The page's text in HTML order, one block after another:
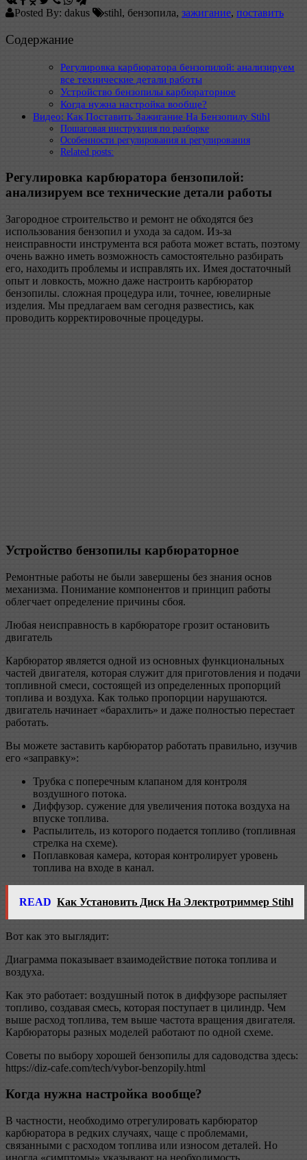
Posted By: dakus stihl, бензопила, зажигание, поставить
Содержание
Регулировка карбюратора бензопилой: анализируем
все технические детали работы
Устройство бензопилы карбюраторное
Когда нужна настройка вообще?
Видео: Как Поставить Зажигание На Бензопилу Stihl
Пошаговая инструкция по разборке
Особенности регулирования и регулирования
Related posts:
Регулировка карбюратора бензопилой:
анализируем все технические детали работы
Загородное строительство и ремонт не обходятся без
использования бензопил и ухода за садом. Из-за
неисправности инструмента вся работа может встать, поэтому
очень важно иметь возможность самостоятельно разбирать
его, находить проблемы и исправлять их. Имея достаточный
опыт и ловкость, можно даже настроить карбюратор
бензопилы. сложная процедура или, точнее, ювелирные
изделия. Мы предлагаем вам сегодня развестись, как
проводить корректировочные процедуры.
Устройство бензопилы карбюраторное
Ремонтные работы не были завершены без знания основ
механизма. Понимание компонентов и принцип работы
облегчает определение причины сбоя.
Любая неисправность в карбюраторе грозит остановить
двигатель
Карбюратор является одной из основных функциональных
частей двигателя, которая служит для приготовления и подачи
топливной смеси, состоящей из определенных пропорций
топлива и воздуха. Как только пропорции нарушаются.
двигатель начинает «барахлить» и даже полностью перестает
работать.
Вы можете заставить карбюратор работать правильно, изучив
его «заправку»:
Трубка с поперечным клапаном для контроля
воздушного потока.
Диффузор. сужение для увеличения потока воздуха на
впуске топлива.
Распылитель, из которого подается топливо (топливная
стрелка на схеме).
Поплавковая камера, которая контролирует уровень
топлива на входе в канал.
READ Как Установить Диск На Электротриммер Stihl
Вот как это выглядит:
Диаграмма показывает взаимодействие потока топлива и
воздуха.
Как это работает: воздушный поток в диффузоре распыляет
топливо, создавая смесь, которая поступает в цилиндр. Чем
выше расход топлива, тем выше частота вращения двигателя.
Карбюраторы разных моделей работают по одной схеме.
Советы по выбору хорошей бензопилы для садоводства здесь:
https://diz-cafe.com/tech/vybor-benzopily.html
Когда нужна настройка вообще?
В частности, необходимо отрегулировать карбюратор
карбюратора в редких случаях, чаще с проблемами,
связанными с расходом топлива или износом деталей. Но
иногда «симптомы» указывают на необходимость